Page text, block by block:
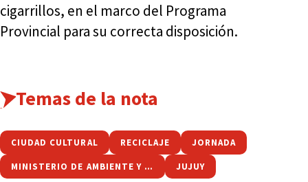
cigarrillos, en el marco del Programa
Provincial para su correcta disposición.
Temas de la nota
CIUDAD CULTURAL RECICLAJE JORNADA
MINISTERIO DE AMBIENTE Y CAMBIO CLIMÁTICO JUJUY